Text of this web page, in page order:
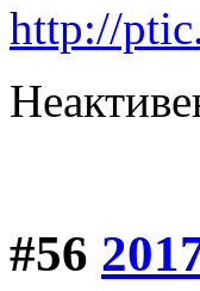
http://
#56